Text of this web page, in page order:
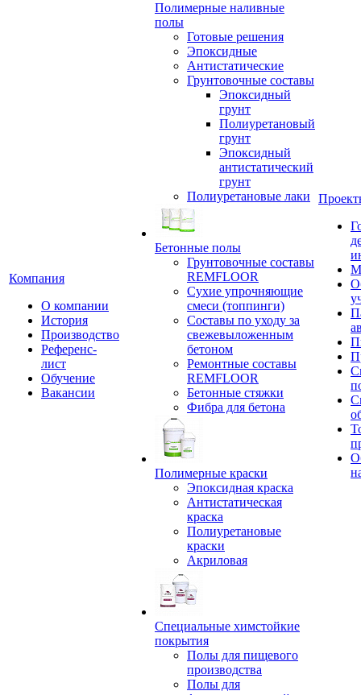
Компания
О компании
История
Производство
Референс-
лист
Обучение
Вакансии
Полимерные наливные
полы
Готовые решения
Эпоксидные
Антистатические
Грунтовочные составы
Эпоксидный
грунт
Полиуретановый
грунт
Эпоксидный
антистатический
грунт
Полиуретановые лаки
Бетонные полы
Грунтовочные составы
REMFLOOR
Сухие упрочняющие
смеси (топпинги)
Составы по уходу за
свежевыложенным
бетоном
Ремонтные составы
REMFLOOR
Бетонные стяжки
Фибра для бетона
Полимерные краски
Эпоксидная краска
Антистатическая
краска
Полиуретановые
краски
Акриловая
Специальные химстойкие
покрытия
Полы для пищевого
производства
Полы для